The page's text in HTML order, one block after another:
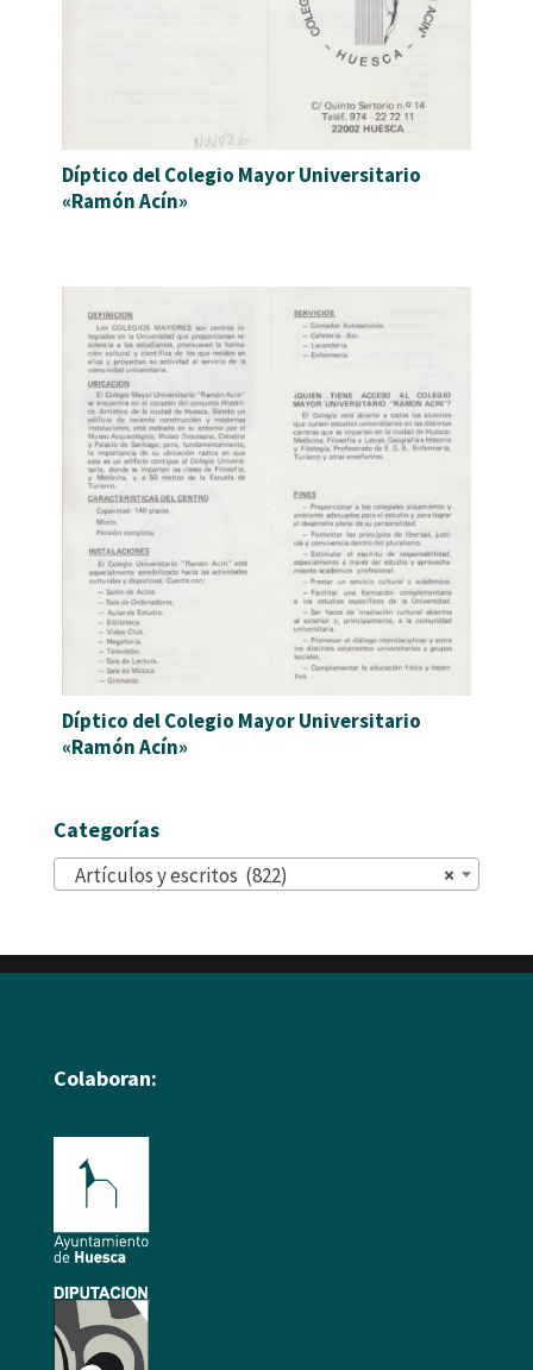
Díptico del Colegio Mayor Universitario
«Ramón Acín»
Díptico del Colegio Mayor Universitario
«Ramón Acín»
Categorías
×
Artículos y escritos (822)
Colaboran: